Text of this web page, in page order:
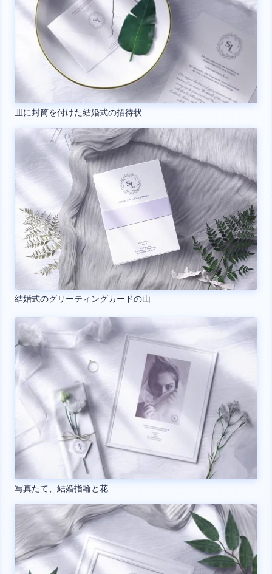
皿に封筒を付けた結婚式の招待状
結婚式のグリーティングカードの山
写真たて、結婚指輪と花